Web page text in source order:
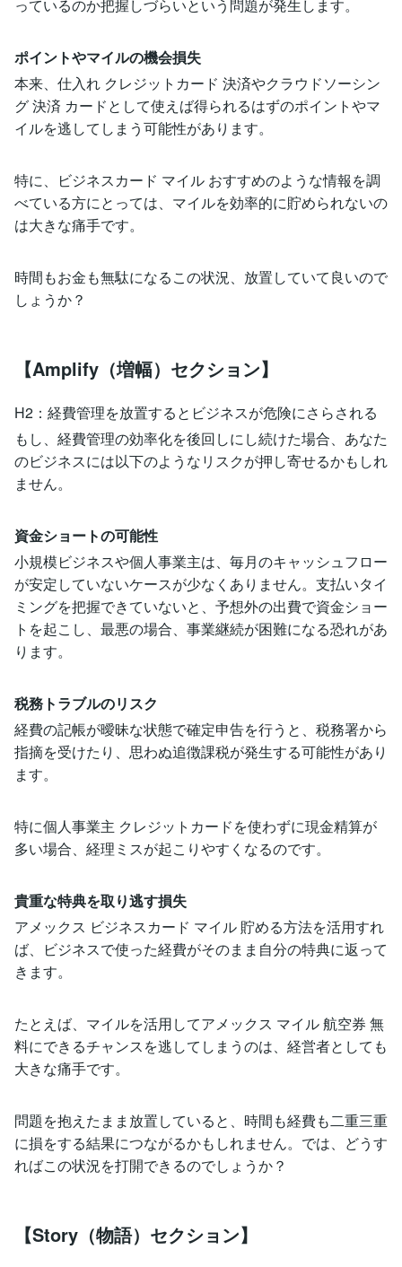
っているのか把握しづらいという問題が発生します。
ポイントやマイルの機会損失
本来、仕入れ クレジットカード 決済やクラウドソーシン
グ 決済 カードとして使えば得られるはずのポイントやマ
イルを逃してしまう可能性があります。
特に、ビジネスカード マイル おすすめのような情報を調
べている方にとっては、マイルを効率的に貯められないの
は大きな痛手です。
時間もお金も無駄になるこの状況、放置していて良いので
しょうか？
【Amplify（増幅）セクション】
H2：経費管理を放置するとビジネスが危険にさらされる
もし、経費管理の効率化を後回しにし続けた場合、あなた
のビジネスには以下のようなリスクが押し寄せるかもしれ
ません。
資金ショートの可能性
小規模ビジネスや個人事業主は、毎月のキャッシュフロー
が安定していないケースが少なくありません。支払いタイ
ミングを把握できていないと、予想外の出費で資金ショー
トを起こし、最悪の場合、事業継続が困難になる恐れがあ
ります。
税務トラブルのリスク
経費の記帳が曖昧な状態で確定申告を行うと、税務署から
指摘を受けたり、思わぬ追徴課税が発生する可能性があり
ます。
特に個人事業主 クレジットカードを使わずに現金精算が
多い場合、経理ミスが起こりやすくなるのです。
貴重な特典を取り逃す損失
アメックス ビジネスカード マイル 貯める方法を活用すれ
ば、ビジネスで使った経費がそのまま自分の特典に返って
きます。
たとえば、マイルを活用してアメックス マイル 航空券 無
料にできるチャンスを逃してしまうのは、経営者としても
大きな痛手です。
問題を抱えたまま放置していると、時間も経費も二重三重
に損をする結果につながるかもしれません。では、どうす
ればこの状況を打開できるのでしょうか？
【Story（物語）セクション】